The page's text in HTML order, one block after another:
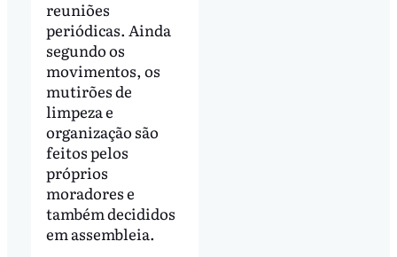
reuniões
periódicas. Ainda
segundo os
movimentos, os
mutirões de
limpeza e
organização são
feitos pelos
próprios
moradores e
também decididos
em assembleia.